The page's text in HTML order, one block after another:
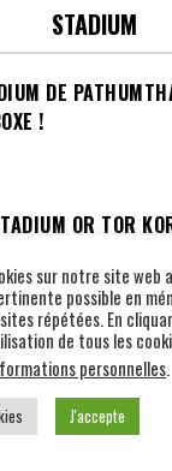
STADIUM
DE
!
OR TOR
DE BANGKOK
DU MYTHIQUE
sur notre site web
possible en
répétées. En
de tous les
personnelles.
J'accepte